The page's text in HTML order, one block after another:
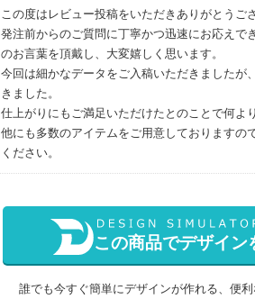
この度はレビュー投稿をいただきありがとうご
発注前からのご質問に丁寧かつ迅速にお応えで
のお言葉を頂戴し、大変嬉しく思います。
今回は細かなデータをご入稿いただきましたが
きました。
仕上がりにもご満足いただけたとのことで何よ
他にも多数のアイテムをご用意しておりますの
ください。
この商品でデザイン
誰でも今すぐ簡単にデザインが作れる、 便